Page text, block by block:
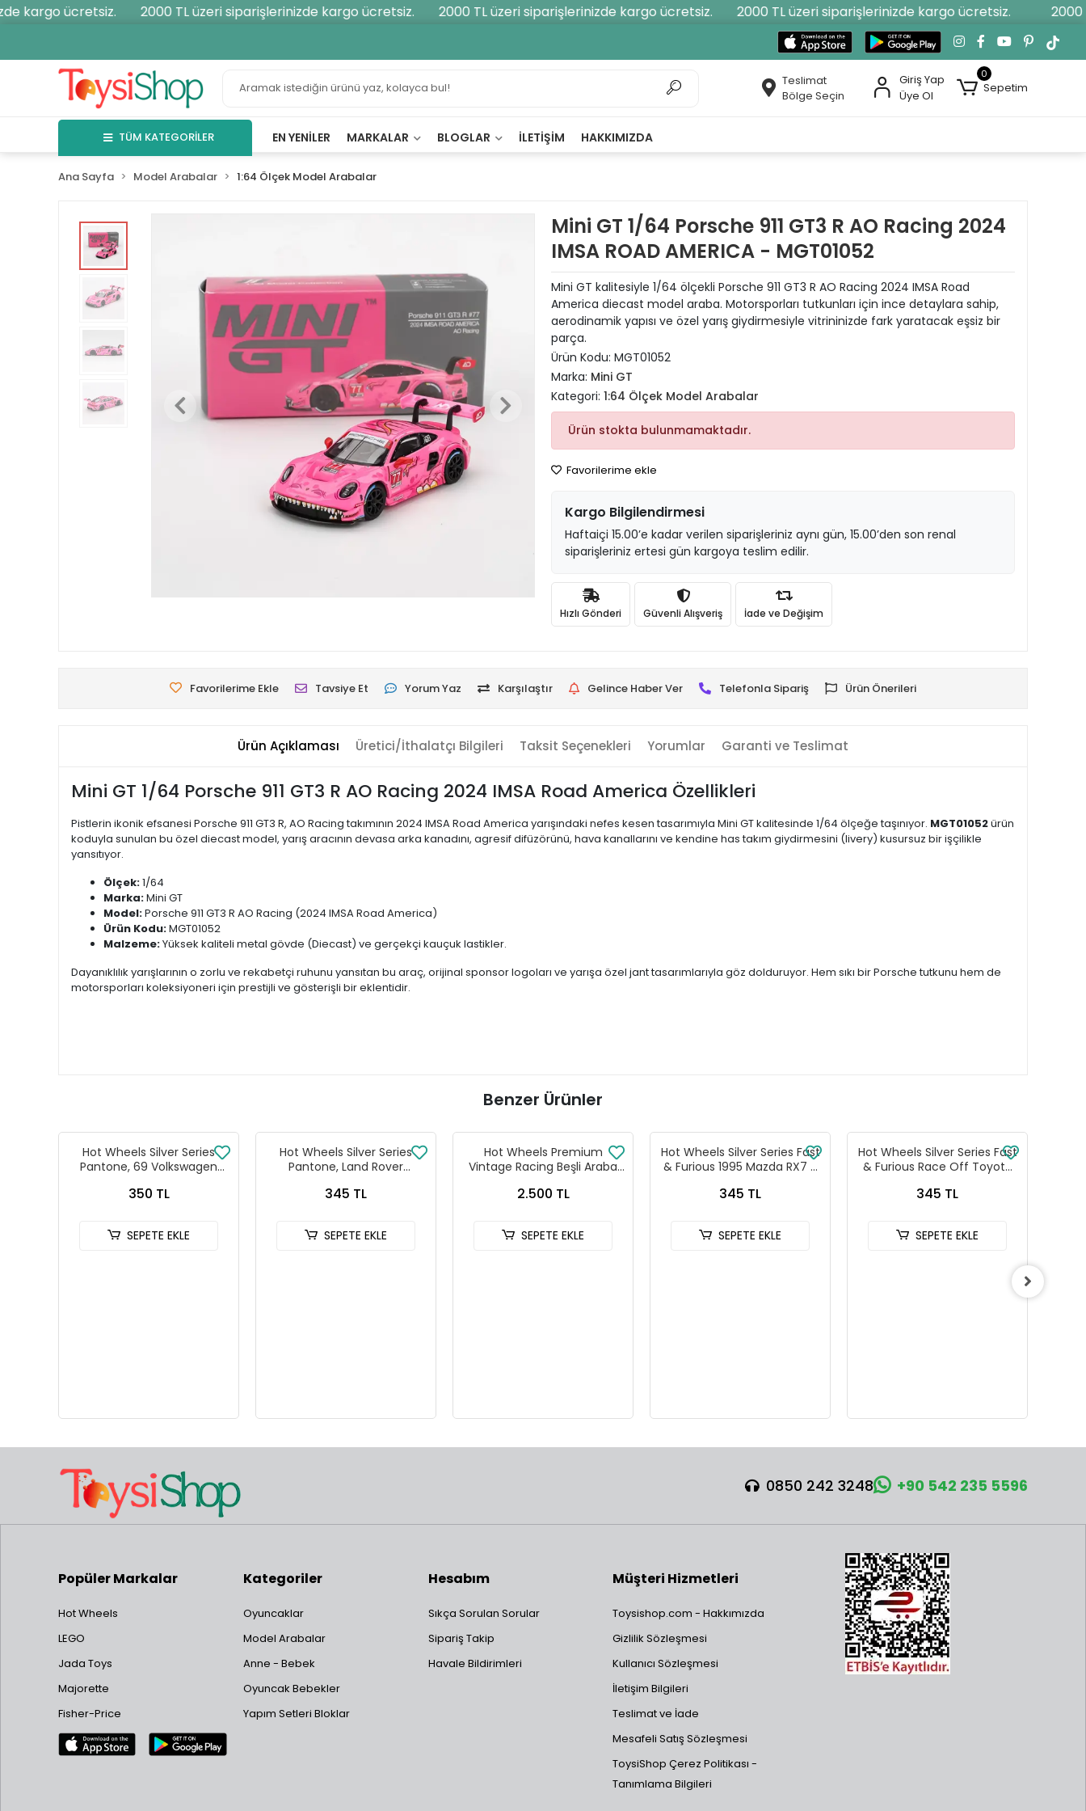
kargo ücretsiz. 2000 TL üzeri siparişlerinizde kargo ücretsiz. 2000 TL üzeri siparişlerinizde kargo ücretsiz. 2000 TL üzeri siparişlerinizde kargo ücretsiz. 2000
Teslimat
Bölge Seçin
Giriş Yap
Üye Ol
0
Sepetim
TÜM KATEGORİLER EN YENILER MARKALAR BLOGLAR İLETIŞIM HAKKIMIZDA
Ana Sayfa Model Arabalar 1:64 Ölçek Model Arabalar
Mini GT 1/64 Porsche 911 GT3 R AO Racing 2024
IMSA ROAD AMERICA - MGT01052
Mini GT kalitesiyle 1/64 ölçekli Porsche 911 GT3 R AO Racing 2024 IMSA Road
America diecast model araba. Motorsporları tutkunları için ince detaylara sahip,
aerodinamik yapısı ve özel yarış giydirmesiyle vitrininizde fark yaratacak eşsiz bir
parça.
Ürün Kodu: MGT01052
Marka: Mini GT
Kategori: 1:64 Ölçek Model Arabalar
Ürün stokta bulunmamaktadır.
Favorilerime ekle
Kargo Bilgilendirmesi
Haftaiçi 15.00’e kadar verilen siparişleriniz aynı gün, 15.00’den son renal
siparişleriniz ertesi gün kargoya teslim edilir.
Hızlı Gönderi Güvenli Alışveriş İade ve Değişim
Favorilerime Ekle Tavsiye Et Yorum Yaz Karşılaştır Gelince Haber Ver Telefonla Sipariş Ürün Önerileri
Ürün Açıklaması Üretici/İthalatçı Bilgileri Taksit Seçenekleri Yorumlar Garanti ve Teslimat
Mini GT 1/64 Porsche 911 GT3 R AO Racing 2024 IMSA Road America Özellikleri
Pistlerin ikonik efsanesi Porsche 911 GT3 R, AO Racing takımının 2024 IMSA Road America yarışındaki nefes kesen tasarımıyla Mini GT kalitesinde 1/64 ölçeğe taşınıyor. MGT01052ürün
koduyla sunulan bu özel diecast model, yarış aracının devasa arka kanadını, agresif difüzörünü, hava kanallarını ve kendine has takım giydirmesini (livery) kusursuz bir işçilikle
yansıtıyor.
Ölçek:1/64
Marka:Mini GT
Model:Porsche 911 GT3 R AO Racing (2024 IMSA Road America)
Ürün Kodu:MGT01052
Malzeme:Yüksek kaliteli metal gövde (Diecast) ve gerçekçi kauçuk lastikler.
Dayanıklılık yarışlarının o zorlu ve rekabetçi ruhunu yansıtan bu araç, orijinal sponsor logoları ve yarışa özel jant tasarımlarıyla göz dolduruyor. Hem sıkı bir Porsche tutkunu hem de
motorsporları koleksiyoneri için prestijli ve gösterişli bir eklentidir.
Benzer Ürünler
Hot Wheels Silver Series
Pantone, 69 Volkswagen
350 TL
SEPETE EKLE
Hot Wheels Silver Series
Pantone, Land Rover
345 TL
SEPETE EKLE
Hot Wheels Premium
Vintage Racing Beşli Araba
2.500 TL
SEPETE EKLE
Hot Wheels Silver Series Fast
& Furious 1995 Mazda RX7 -
345 TL
SEPETE EKLE
Hot Wheels Silver Series Fast
& Furious Race Off Toyota
345 TL
SEPETE EKLE
0850 242 3248 +90 542 235 5596
Popüler Markalar
Hot Wheels
LEGO
Jada Toys
Majorette
Fisher-Price
Kategoriler
Oyuncaklar
Model Arabalar
Anne - Bebek
Oyuncak Bebekler
Yapım Setleri Bloklar
Hesabım
Sıkça Sorulan Sorular
Sipariş Takip
Havale Bildirimleri
Müşteri Hizmetleri
Toysishop.com - Hakkımızda
Gizlilik Sözleşmesi
Kullanıcı Sözleşmesi
İletişim Bilgileri
Teslimat ve İade
Mesafeli Satış Sözleşmesi
ToysiShop Çerez Politikası -
Tanımlama Bilgileri